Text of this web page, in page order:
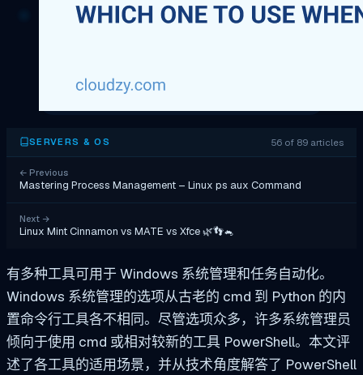
SERVERS & OS 56 of 89 articles
← Previous
Mastering Process Management – Linux ps aux Command
Next →
Linux Mint Cinnamon vs MATE vs Xfce 🌿👣🐁
有多种工具可用于 Windows 系统管理和任务自动化。
Windows 系统管理的选项从古老的 cmd 到 Python 的内
置命令行工具各不相同。尽管选项众多，许多系统管理员
倾向于使用 cmd 或相对较新的工具 PowerShell。本文评
述了各工具的适用场景，并从技术角度解答了 PowerShell